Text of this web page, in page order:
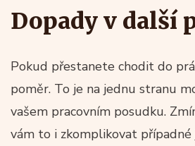
Dopady v další
Pokud přestanete chodit do
poměr. To je na jednu stranu
vašem pracovním posudku.
vám to i zkomplikovat